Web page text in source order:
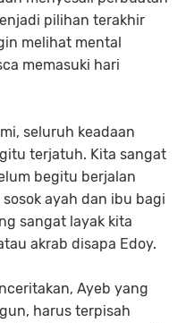
pilihan terakhir
melihat mental
memasuki hari
seluruh keadaan
terjatuh. Kita sangat
begitu berjalan
ayah dan ibu bagi
sangat layak kita
akrab disapa Edoy.
Ayeb yang
harus terpisah